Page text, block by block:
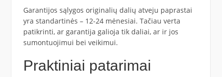
Garantijos sąlygos originalių dalių atveju paprastai
yra standartinės – 12-24 mėnesiai. Tačiau verta
patikrinti, ar garantija galioja tik daliai, ar ir jos
sumontuojimui bei veikimui.
Praktiniai patarimai